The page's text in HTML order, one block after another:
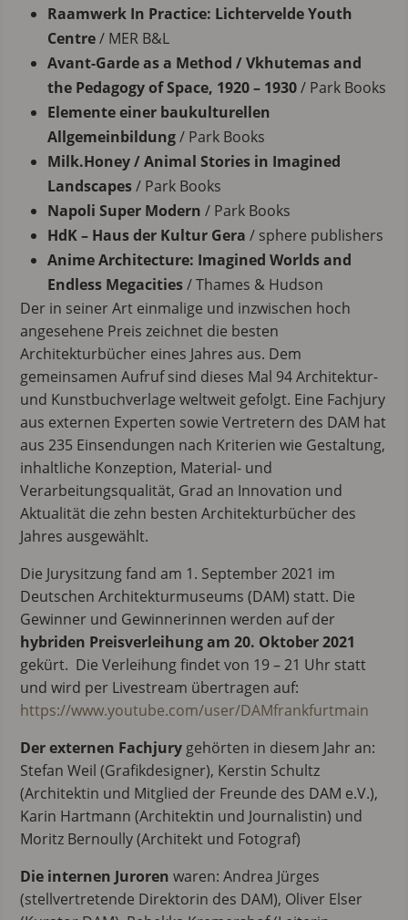
Raamwerk In Practice: Lichtervelde Youth
Centre/ MER B&L
Avant-Garde as a Method / Vkhutemas and
the Pedagogy of Space, 1920 – 1930/ Park Books
Elemente einer baukulturellen
Allgemeinbildung/ Park Books
Milk.Honey / Animal Stories in Imagined
Landscapes/ Park Books
Napoli Super Modern/ Park Books
HdK – Haus der Kultur Gera / sphere publishers
Anime Architecture: Imagined Worlds and
Endless Megacities/ Thames & Hudson
Der in seiner Art einmalige und inzwischen hoch
angesehene Preis zeichnet die besten
Architekturbücher eines Jahres aus. Dem
gemeinsamen Aufruf sind dieses Mal 94 Architektur-
und Kunstbuchverlage weltweit gefolgt. Eine Fachjury
aus externen Experten sowie Vertretern des DAM hat
aus 235 Einsendungen nach Kriterien wie Gestaltung,
inhaltliche Konzeption, Material- und
Verarbeitungsqualität, Grad an Innovation und
Aktualität die zehn besten Architekturbücher des
Jahres ausgewählt.
Die Jurysitzung fand am 1. September 2021 im
Deutschen Architekturmuseums (DAM) statt. Die
Gewinner und Gewinnerinnen werden auf der
hybriden Preisverleihung am 20. Oktober 2021
gekürt. Die Verleihung findet von 19 – 21 Uhr statt
und wird per Livestream übertragen auf:
https://www.youtube.com/user/DAMfrankfurtmain
Der externen Fachjury gehörten in diesem Jahr an:
Stefan Weil (Grafikdesigner), Kerstin Schultz
(Architektin und Mitglied der Freunde des DAM e.V.),
Karin Hartmann (Architektin und Journalistin) und
Moritz Bernoully (Architekt und Fotograf)
Die internen Juroren waren: Andrea Jürges
(stellvertretende Direktorin des DAM), Oliver Elser